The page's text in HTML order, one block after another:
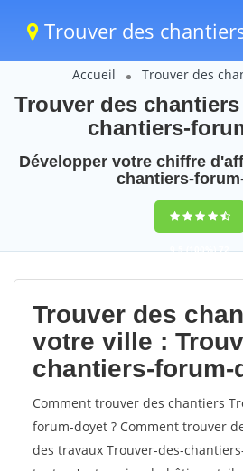
Trouver des
Accueil Trouver des
Trouver des
chantiers-
Développer votre chiffre
chantiers-
9,5(100%)72
votes
Trouver des
votre ville :
chantiers-forum-
Comment trouver des chantiers
forum-doyet ? Comment trouver
des travaux Trouver-des-